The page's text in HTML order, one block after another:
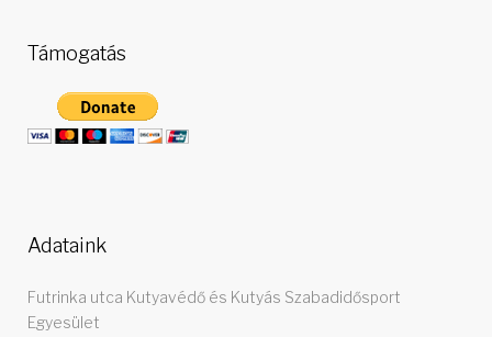
Támogatás
Adataink
Futrinka utca Kutyavédő és Kutyás Szabadidősport
Egyesület